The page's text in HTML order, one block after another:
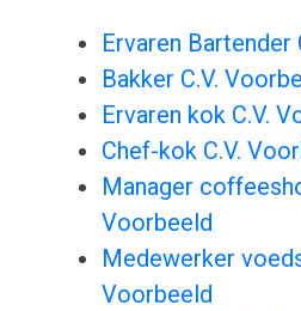
Ervaren Bartender
Bakker C.V.
Ervaren kok C.V.
Chef-kok C.V.
Manager
Voorbeeld
Medewerker
Voorbeeld